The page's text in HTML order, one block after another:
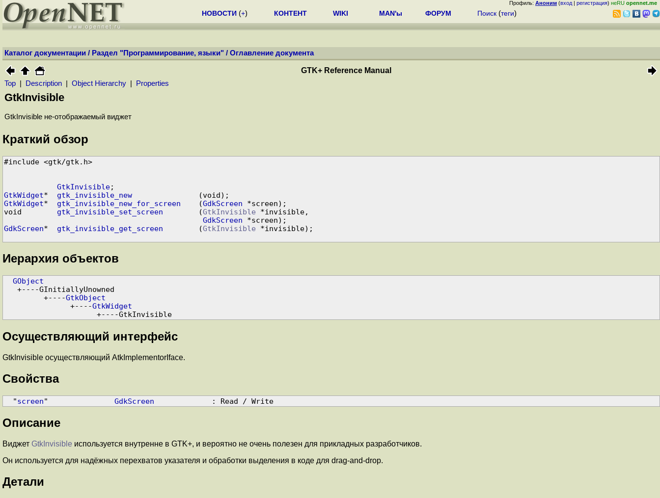
Профиль: Аноним (вход | регистрация) неRU opennet.me
НОВОСТИ (+) КОНТЕНТ WIKI MAN'ы ФОРУМ Поиск (теги)
Каталог документации / Раздел "Программирование, языки" / Оглавление документа
GTK+ Reference Manual
Top Description Object Hierarchy Properties
GtkInvisible
GtkInvisible не-отображаемый виджет
Краткий обзор
#include <gtk/gtk.h>
GtkInvisible
GtkWidget* gtk_invisible_new
GtkWidget* gtk_invisible_new_for_screen
    (
GdkScreen *screen);
void gtk_invisible_set_screen
        (
GtkInvisible *invisible,
GdkScreen
GdkScreen* gtk_invisible_get_screen
        (
GtkInvisible *invisible);
Иерархия объектов
GObject
         +----
GtkObject
               +----
GtkWidget
                     +----GtkInvisible
Осуществляющий интерфейс
GtkInvisible осуществляющий AtkImplementorIface.
Свойства
  "
screen" GdkScreen
             : Read / Write
Описание
Виджет GtkInvisible используется внутренне в GTK+, и вероятно не очень полезен для прикладных разработчиков.
Он используется для надёжных перехватов указателя и обработки выделения в коде для drag-and-drop.
Детали